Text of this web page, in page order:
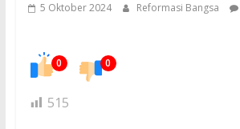
5 Oktober 2024 Reformasi Bangsa
0 0
515